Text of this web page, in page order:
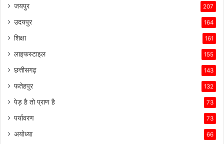
जयपुर 207
उदयपुर 164
शिक्षा 161
लाइफस्टाइल 155
छत्तीसगढ़ 143
फतेहपुर 132
पेड़ है तो प्राण है 73
पर्यावरण 73
अयोध्या 66